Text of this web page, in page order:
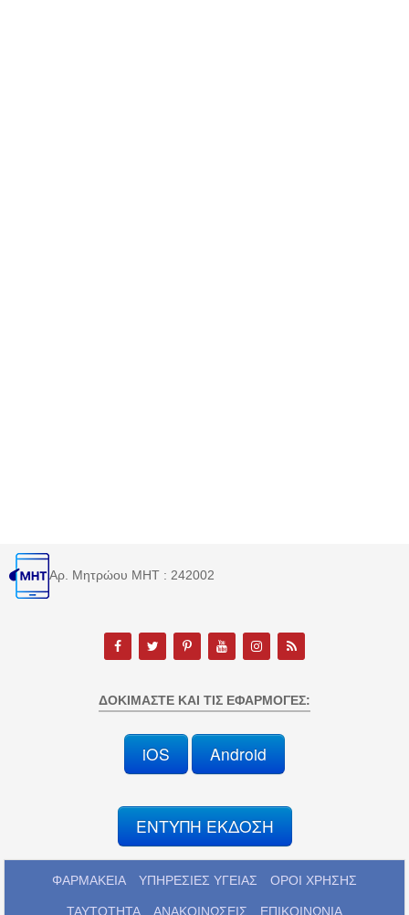
Αρ. Μητρώου MHT : 242002
ΔΟΚΙΜΆΣΤΕ ΚΑΙ ΤΙΣ ΕΦΑΡΜΟΓΈΣ:
iOS Android
ΕΝΤΥΠΗ ΕΚΔΟΣΗ
ΦΑΡΜΑΚΕΙΑ ΥΠΗΡΕΣΙΕΣ ΥΓΕΙΑΣ ΟΡΟΙ ΧΡΗΣΗΣ
ΤΑΥΤΟΤΗΤΑ ΑΝΑΚΟΙΝΩΣΕΙΣ ΕΠΙΚΟΙΝΩΝΙΑ